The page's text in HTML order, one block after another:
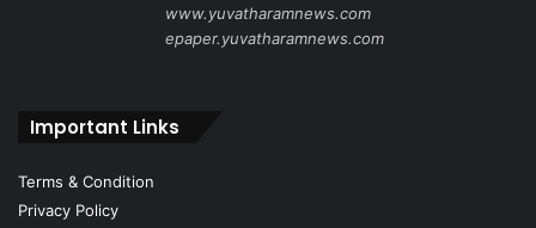
www.yuvatharamnews.com
epaper.yuvatharamnews.com
Important Links
Terms & Condition
Privacy Policy